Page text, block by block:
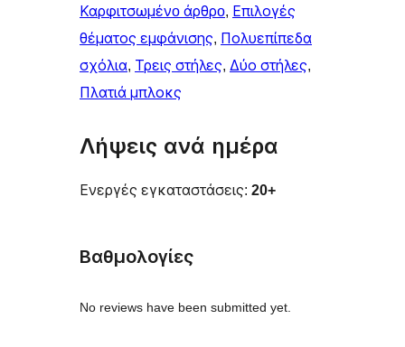
Καρφιτσωμένo άρθρo, Επιλογές
θέματος εμφάνισης, Πολυεπίπεδα
σχόλια, Τρεις στήλες, Δύο στήλες
Πλατιά μπλοκς
Λήψεις ανά ημέρα
Ενεργές εγκαταστάσεις: 20+
Βαθμολογίες
No reviews have been submitted yet.